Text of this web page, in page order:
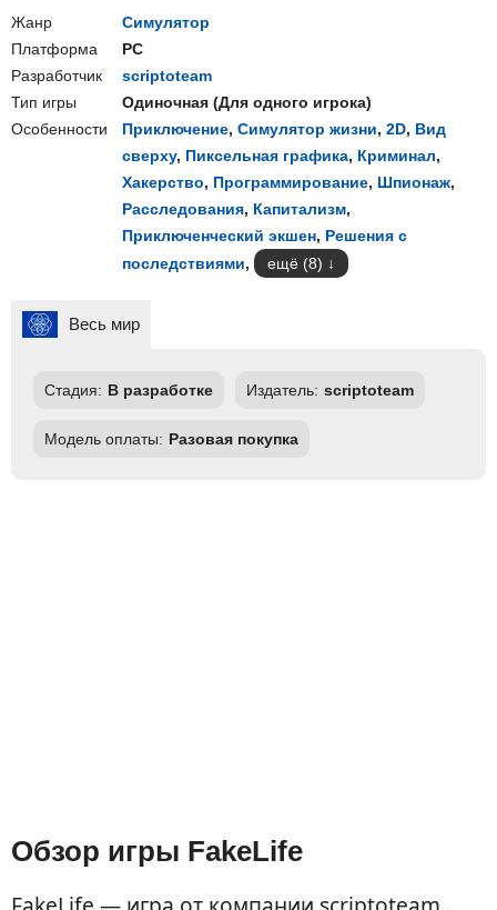
Жанр
Симулятор
Платформа
PC
Разработчик
scriptoteam
Тип игры
Одиночная (Для одного игрока)
Особенности
Приключение, Симулятор жизни, 2D, Вид
сверху, Пиксельная графика, Криминал,
Хакерство, Программирование, Шпионаж,
Расследования, Капитализм,
Приключенческий экшен, Решения с
последствиями, ещё (8)
Весь мир
Стадия: В разработке Издатель: scriptoteam
Модель оплаты: Разовая покупка
Обзор игры FakeLife